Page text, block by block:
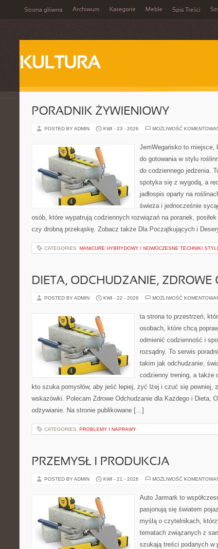
Strona główna Archiwum Kategorie Meble Spis Treści
KULTURA
PORADNIK ŻYWIENIOWY
POSTED BY ADMIN KWI - 23 - 2026 MOŻLIWOŚĆ
JemWegańsko to miejsce,
do gotowania w stylu
do codziennego jedzenia.
spotyka się z wygodą, a
jadłospis oparty na
świeża i jednocześnie
osób, które wypatrują codziennych rozwiązań na poranek,
czy drobną przekąskę. Zobacz także Dla Początkujących i
CATEGORIES: MANICURE HYBRYDOWY I NOWOCZESNE TECHNIKI
DIETA, ODCHUDZANIE, ZDROWE
POSTED BY ADMIN KWI - 22 - 2026 MOŻLIWOŚĆ
ta strona to przestrzeń,
osobach, które chcą
odmienić codzienność i
rozsądny. To serwis
takim jak odchudzanie,
codzienny trening, a także
kto szuka pomysłów, aby jeść lepiej, żyć lżej i czuć się pewniej,
wskazówki. Polecam Zdrowe Odchudzanie dla Każdego i Dieta,
odżywianie. Na stronie publikowane […]
CATEGORIES: PROBLEMY I NAPRAWY
PRZEMYSŁ I PRODUKCJA
POSTED BY ADMIN KWI - 21 - 2026 MOŻLIWOŚĆ
Auto Jarmark to
pasjonują się światem
myślą o czytelnikach,
tematach związanych z
szukają treści podanych w